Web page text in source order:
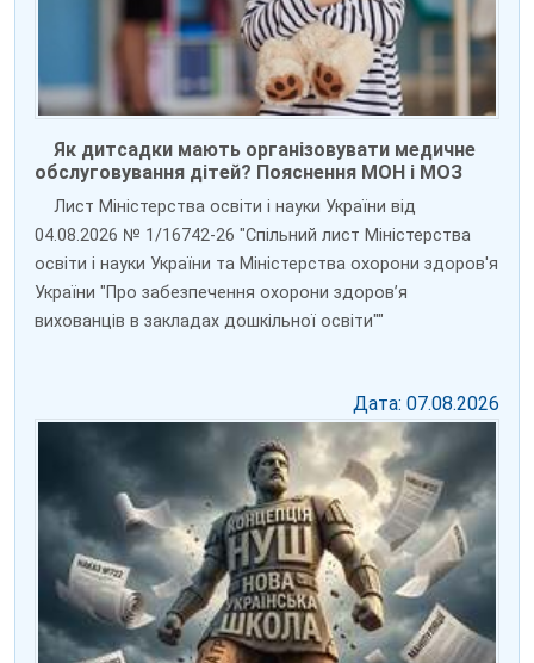
Як дитсадки мають організовувати медичне
обслуговування дітей? Пояснення МОН і МОЗ
Лист Міністерства освіти і науки України від
04.08.2026 № 1/16742-26 "Спільний лист Міністерства
освіти і науки України та Міністерства охорони здоров'я
України "Про забезпечення охорони здоров’я
вихованців в закладах дошкільної освіти""
Дата: 07.08.2026